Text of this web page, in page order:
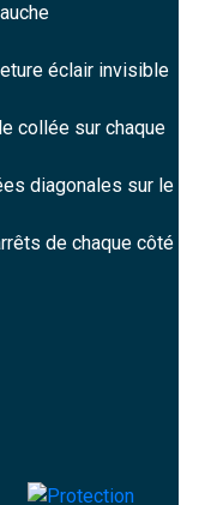
éclair invisible
collée sur chaque
diagonales sur le
de chaque côté